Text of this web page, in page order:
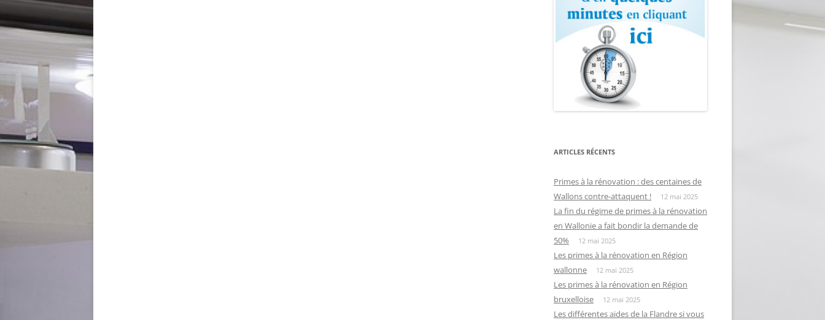
ARTICLES RÉCENTS
Primes à la rénovation : des centaines de
Wallons contre-attaquent !
12 mai 2025
La fin du régime de primes à la rénovation
en Wallonie a fait bondir la demande de
50%
12 mai 2025
Les primes à la rénovation en Région
wallonne
12 mai 2025
Les primes à la rénovation en Région
bruxelloise
12 mai 2025
Les différentes aides de la Flandre si vous